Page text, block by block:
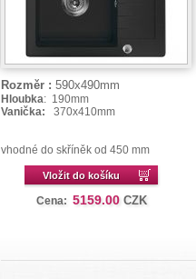
Rozměr : 590x490mm
Hloubka: 190mm
Vanička: 370x410mm
vhodné do skříněk od 450 mm
Vložit do košíku
Cena: 5159.00 CZK